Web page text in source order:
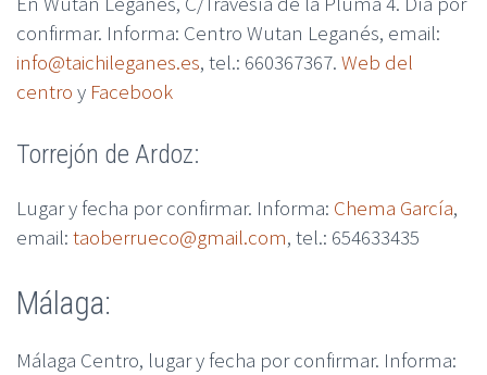
confirmar. Informa: Centro Wutan Leganés, email:
info@taichileganes.es, tel.: 660367367. Web del
centro y Facebook
Torrejón de Ardoz:
Lugar y fecha por confirmar. Informa: Chema García,
email: taoberrueco@gmail.com, tel.: 654633435
Málaga:
Málaga Centro, lugar y fecha por confirmar. Informa: